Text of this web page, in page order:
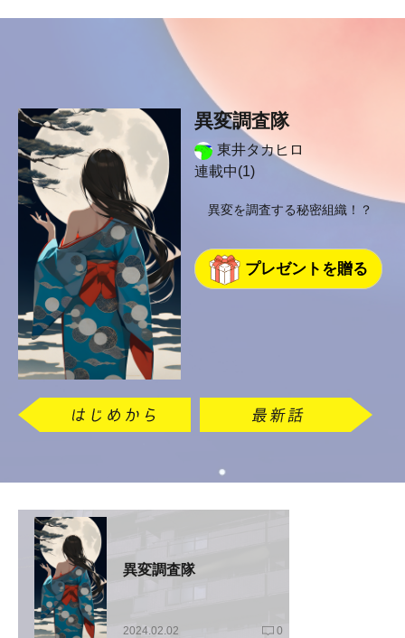
異変調査隊
東井タカヒロ
連載中(1)
異変を調査する秘密組織！？
プレゼントを贈る
異変調査隊
2024.02.02 0